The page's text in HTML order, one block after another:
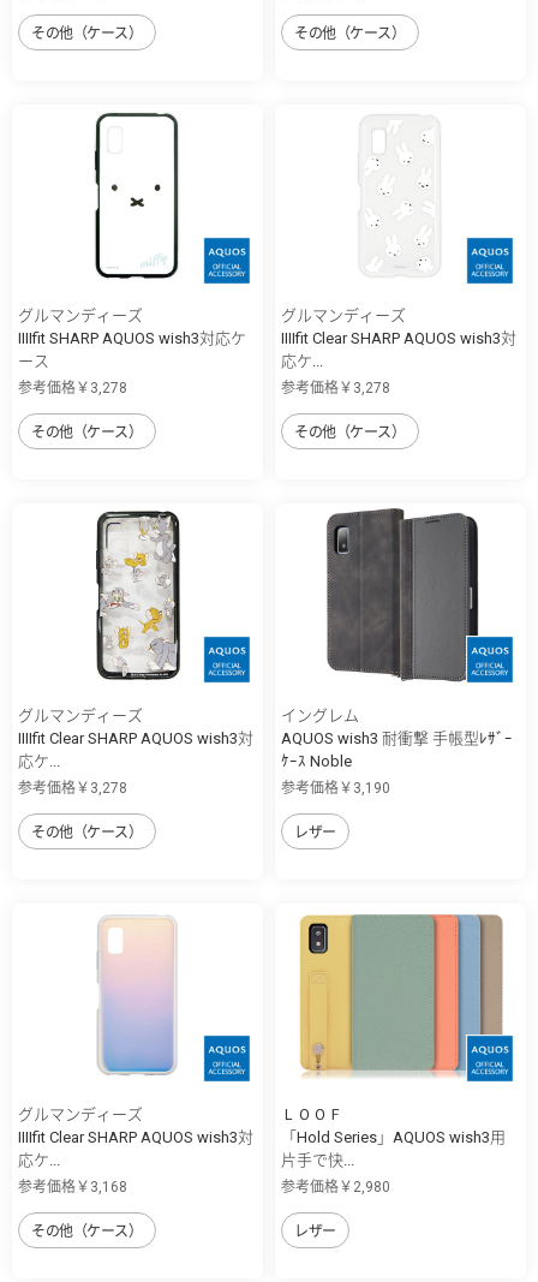
その他（ケース） その他（ケース）
グルマンディーズ
IIIIfit SHARP AQUOS wish3対応ケ
ース
参考価格￥3,278
その他（ケース）
グルマンディーズ
IIIIfit Clear SHARP AQUOS wish3対
応ケ...
参考価格￥3,278
その他（ケース）
グルマンディーズ
IIIIfit Clear SHARP AQUOS wish3対
応ケ...
参考価格￥3,278
その他（ケース）
イングレム
AQUOS wish3 耐衝撃 手帳型ﾚｻﾞｰ
ｹｰｽ Noble
参考価格￥3,190
レザー
グルマンディーズ
IIIIfit Clear SHARP AQUOS wish3対
応ケ...
参考価格￥3,168
その他（ケース）
ＬＯＯＦ
「Hold Series」AQUOS wish3用
片手で快...
参考価格￥2,980
レザー